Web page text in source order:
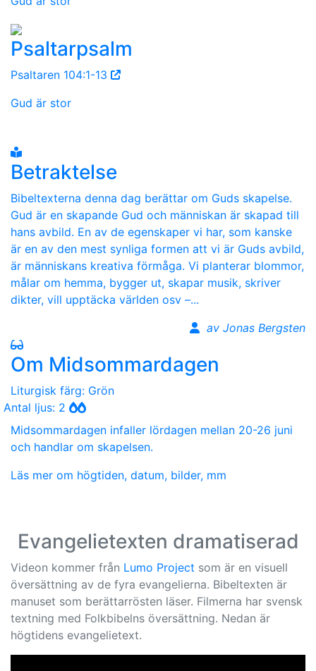
Psaltarpsalm
Psaltaren 104:1-13
Gud är stor
Betraktelse
Bibeltexterna denna dag berättar om Guds skapelse.
Gud är en skapande Gud och människan är skapad till
hans avbild. En av de egenskaper vi har, som kanske
är en av den mest synliga formen att vi är Guds avbild,
är människans kreativa förmåga. Vi planterar blommor,
målar om hemma, bygger ut, skapar musik, skriver
dikter, vill upptäcka världen osv –...
av Jonas Bergsten
Om Midsommardagen
Liturgisk färg: Grön
Antal ljus: 2
Midsommardagen infaller lördagen mellan 20-26 juni
och handlar om skapelsen.
Läs mer om högtiden, datum, bilder, mm
Evangelietexten dramatiserad
Videon kommer från Lumo Project som är en visuell
översättning av de fyra evangelierna. Bibeltexten är
manuset som berättarrösten läser. Filmerna har svensk
textning med Folkbibelns översättning. Nedan är
högtidens evangelietext.